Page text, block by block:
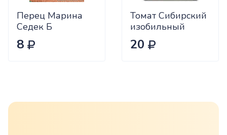
Перец Марина
Седек Б
8
Томат Сибирский
изобильный
Сиб.сад Ц
20